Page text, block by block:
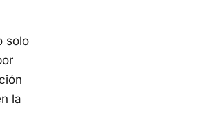
solo
la